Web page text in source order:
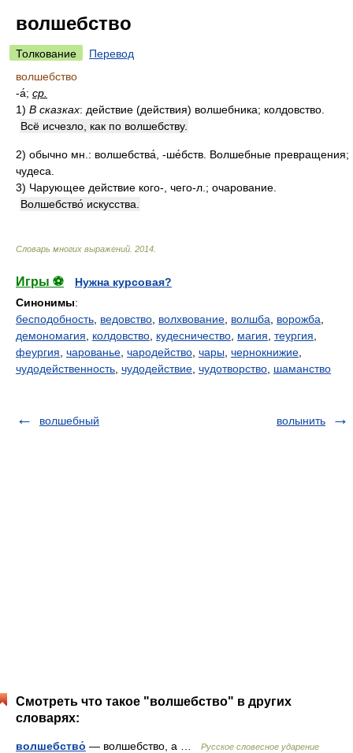
волшебство
Толкование
Перевод
волшебство
-а́; ср.
1) В сказках: действие (действия) волшебника; колдовство.
Всё исчезло, как по волшебству.
2) обычно мн.: волшебства́, -ше́бств. Волшебные превращения;
чудеса.
3) Чарующее действие кого-, чего-л.; очарование.
Волшебство́ искусства.
Словарь многих выражений 2014
Игры ⚽
Нужна курсовая?
Синонимы:
бесподобность ведовство волхвование волшба ворожба
демономагия
колдовство кудесничество магия теургия
феургия чарованье чародейство чары чернокнижие
чудодейственность чудодействие чудотворство шаманство
волшебный волынить
Смотреть что такое "волшебство" в других
словарях:
волшебство́ — волшебство, а … Русское словесное ударение